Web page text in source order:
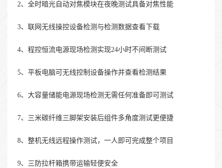
2、全时暗光自动对焦模块在夜晚测试具备对焦性能
3、联网无线操控设备检测与检测数据查看下载
4、程控恒流电源现场检测实现24小时不间断测试
5、平板电脑可无线控制设备操作并查看检测结果
6、大容量储能电源现场检测无需任何准备即可测试
7、三米碳纤维三脚架安装后组件多角度测试更便捷
8、整机无线远程操作测试，一人即可完成整个项目
9、三防拉杆箱携带运输轻便安全